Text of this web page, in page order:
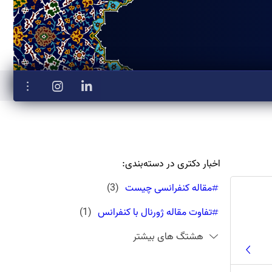
اخبار دکتری در دسته‌بندی:
مقاله کنفرانسی چیست (
3
)
تفاوت مقاله ژورنال با کنفرانس (
1
)
تشخیص مقاله ژورنال از کنفرانس
هشتگ های بیشتر